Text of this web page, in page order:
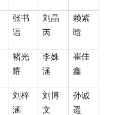
张书
语
刘晶
芮
赖紫
晗
褚光
耀
李姝
涵
崔佳
鑫
刘梓
涵
刘博
文
孙诚
遥